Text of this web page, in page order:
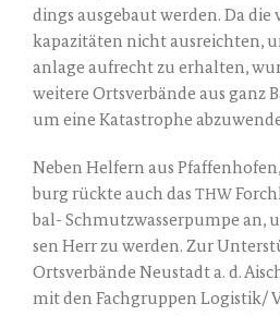
dings aus­ge­baut wer­den. Da
ka­pa­zi­tä­ten nicht aus­reich­ten,
an­la­ge auf­recht zu erhal­ten,
wei­te­re Orts­ver­bän­de aus ganz
um eine Kata­stro­phe
Neben Hel­fern aus
burg rück­te auch das THW
bal- Schmutz­was­ser­pum­pe an,
sen Herr zu wer­den. Zur
Orts­ver­bän­de Neu­stadt a. d.
mit den Fach­grup­pen Logistik/